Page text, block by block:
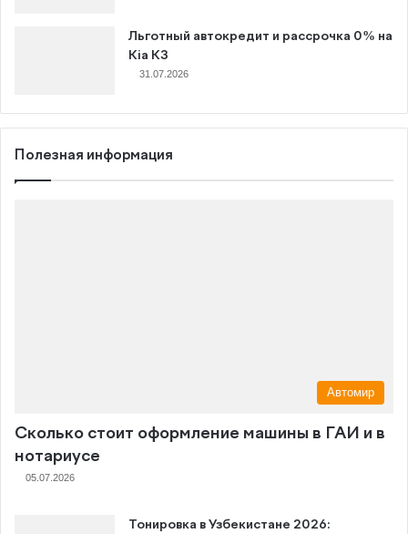
Льготный автокредит и рассрочка 0% на
Kia K3
31.07.2026
Полезная информация
Автомир
Сколько стоит оформление машины в ГАИ и в
нотариусе
05.07.2026
Тонировка в Узбекистане 2026: